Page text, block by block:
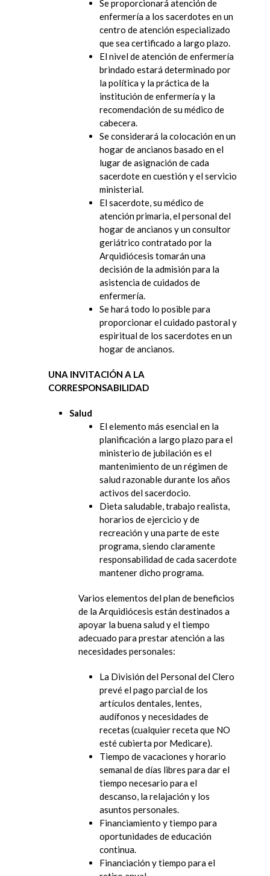
Se proporcionará atención de
enfermería a los sacerdotes en un
centro de atención especializado
que sea certificado a largo plazo.
El nivel de atención de enfermería
brindado estará determinado por
la política y la práctica de la
institución de enfermería y la
recomendación de su médico de
cabecera.
Se considerará la colocación en un
hogar de ancianos basado en el
lugar de asignación de cada
sacerdote en cuestión y el servicio
ministerial.
El sacerdote, su médico de
atención primaria, el personal del
hogar de ancianos y un consultor
geriátrico contratado por la
Arquidiócesis tomarán una
decisión de la admisión para la
asistencia de cuidados de
enfermería.
Se hará todo lo posible para
proporcionar el cuidado pastoral y
espiritual de los sacerdotes en un
hogar de ancianos.
UNA INVITACIÓN A LA
CORRESPONSABILIDAD
Salud
El elemento más esencial en la
planificación a largo plazo para el
ministerio de jubilación es el
mantenimiento de un régimen de
salud razonable durante los años
activos del sacerdocio.
Dieta saludable, trabajo realista,
horarios de ejercicio y de
recreación y una parte de este
programa, siendo claramente
responsabilidad de cada sacerdote
mantener dicho programa.
Varios elementos del plan de beneficios
de la Arquidiócesis están destinados a
apoyar la buena salud y el tiempo
adecuado para prestar atención a las
necesidades personales:
La División del Personal del Clero
prevé el pago parcial de los
artículos dentales, lentes,
audífonos y necesidades de
recetas (cualquier receta que NO
esté cubierta por Medicare).
Tiempo de vacaciones y horario
semanal de días libres para dar el
tiempo necesario para el
descanso, la relajación y los
asuntos personales.
Financiamiento y tiempo para
oportunidades de educación
continua.
Financiación y tiempo para el